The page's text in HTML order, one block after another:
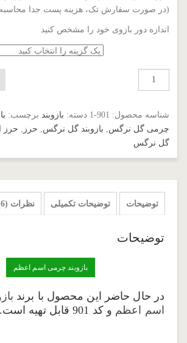
(در صورت سفارش تک، هزینه پست جدا
اندازه دور بازوی خود را مشخص کنید
بازوبند
چرمی
نرگس
عدد
شناسه محصول: 901-1 دسته: بازوبند برچسب:
چرمی گل نرگس, بازوبند گل نرگس, حرز , حرز
گل نرگس
توضیحات توضیحات تکمیلی نظرات (6)
توضیحات
بازوبند چرمی اسم اعظم
در حال حاضر این محصول با برند
اسم اعظم و کد 901 قابل تهیه است.